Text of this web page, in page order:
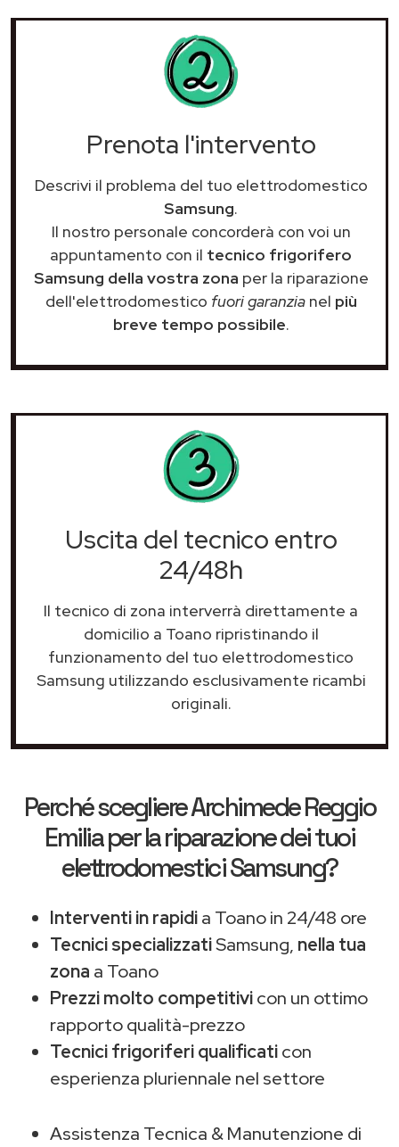
Prenota l'intervento
Descrivi il problema del tuo elettrodomestico
Samsung.
Il nostro personale concorderà con voi un
appuntamento con il tecnico frigorifero
Samsung della vostra zona per la riparazione
dell'elettrodomestico fuori garanzianel più
breve tempo possibile.
Uscita del tecnico entro
24/48h
Il tecnico di zona interverrà direttamente a
domicilio a Toano ripristinando il
funzionamento del tuo elettrodomestico
Samsung utilizzando esclusivamente ricambi
originali.
Perché scegliereArchimede Reggio
Emiliaper la riparazione dei tuoi
elettrodomestici Samsung?
Interventi in rapidia Toano in 24/48 ore
Tecnici specializzatiSamsung, nella tua
zona a Toano
Prezzi molto competitivicon un ottimo
rapporto qualità-prezzo
Tecnici frigoriferi qualificaticon
esperienza pluriennale nel settore
Assistenza Tecnica & Manutenzione di